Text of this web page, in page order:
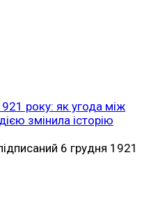
року: як угода між
змінила історію
6 грудня 1921